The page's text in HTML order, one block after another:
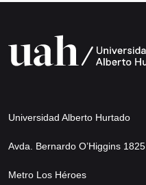
Universidad Alberto Hurtado
Avda. Bernardo O’Higgins 1825
Metro Los Héroes